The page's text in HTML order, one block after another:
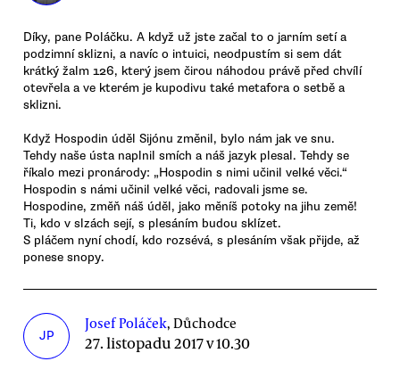
Díky, pane Poláčku. A když už jste začal to o jarním setí a
podzimní sklizni, a navíc o intuici, neodpustím si sem dát
krátký žalm 126, který jsem čirou náhodou právě před chvílí
otevřela a ve kterém je kupodivu také metafora o setbě a
sklizni.
Když Hospodin úděl Sijónu změnil, bylo nám jak ve snu.
Tehdy naše ústa naplnil smích a náš jazyk plesal. Tehdy se
říkalo mezi pronárody: „Hospodin s nimi učinil velké věci.“
Hospodin s námi učinil velké věci, radovali jsme se.
Hospodine, změň náš úděl, jako měníš potoky na jihu země!
Ti, kdo v slzách sejí, s plesáním budou sklízet.
S pláčem nyní chodí, kdo rozsévá, s plesáním však přijde, až
ponese snopy.
JP
Josef Poláček, Důchodce
27. listopadu 2017 v 10.30